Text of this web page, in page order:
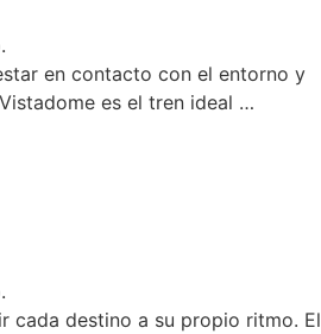
en contacto con el entorno y
es el tren ideal …
cada destino a su propio ritmo. El